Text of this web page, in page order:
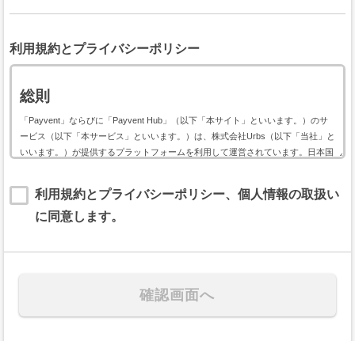
利用規約とプライバシーポリシー
総則
「Payvent」ならびに「Payvent Hub」（以下「本サイト」といいます。）のサ
ービス（以下「本サービス」といいます。）は、株式会社Urbs（以下「当社」と
いいます。）が提供するプラットフォームを利用して運営されています。日本国
す。
本規約には、本サービスの提供条件及び当社と登録ユーザー（以下「ユーザー」
第１条（規約の適用）
利用規約とプライバシーポリシー、個人情報の取扱い
に同意します。